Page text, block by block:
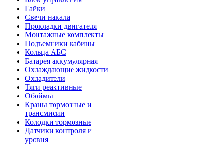
Гайки
Свечи накала
Прокладки двигателя
Монтажные комплекты
Подъемники кабины
Кольца АБС
Батарея аккумулярная
Охлаждающие жидкости
Охладители
Тяги реактивные
Обоймы
Краны тормозные и
трансмисии
Колодки тормозные
Датчики контроля и
уровня